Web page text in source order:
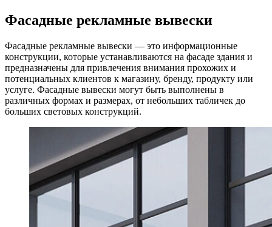
Фасадные рекламные вывески
Фасадные рекламные вывески — это информационные
конструкции, которые устанавливаются на фасаде здания и
предназначены для привлечения внимания прохожих и
потенциальных клиентов к магазину, бренду, продукту или
услуге. Фасадные вывески могут быть выполнены в
различных формах и размерах, от небольших табличек до
больших световых конструкций.